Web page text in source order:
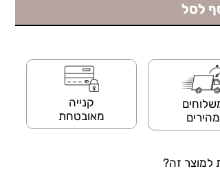
לסל
מהירים
קנייה
מאובטחת
למוצר זה?